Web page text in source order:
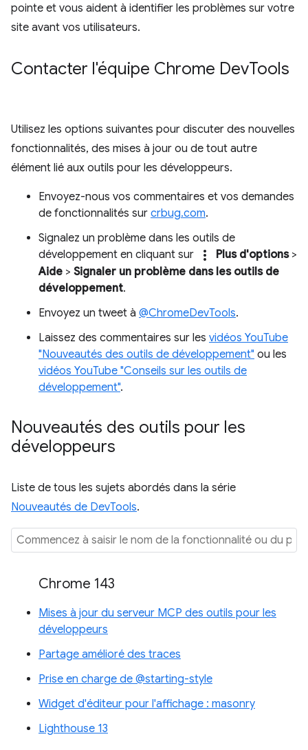
pointe et vous aident à identifier les problèmes sur votre
site avant vos utilisateurs.
Contacter l'équipe Chrome DevTools
Utilisez les options suivantes pour discuter des nouvelles
fonctionnalités, des mises à jour ou de tout autre
élément lié aux outils pour les développeurs.
Envoyez-nous vos commentaires et vos demandes
de fonctionnalités sur crbug.com.
Signalez un problème dans les outils de
développement en cliquant sur
more_vert Plus d'options>
Aide > Signaler un problème dans les outils de
développement.
Envoyez un tweet à @ChromeDevTools.
Laissez des commentaires sur les vidéos YouTube
"Nouveautés des outils de développement" ou les
vidéos YouTube "Conseils sur les outils de
développement".
Nouveautés des outils pour les
développeurs
Liste de tous les sujets abordés dans la série
Nouveautés de DevTools.
Chrome 143
Mises à jour du serveur MCP des outils pour les
développeurs
Partage amélioré des traces
Prise en charge de @starting-style
Widget d'éditeur pour l'affichage : masonry
Lighthouse 13